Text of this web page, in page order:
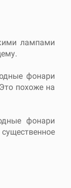
лампами
фонари
похоже на
фонари